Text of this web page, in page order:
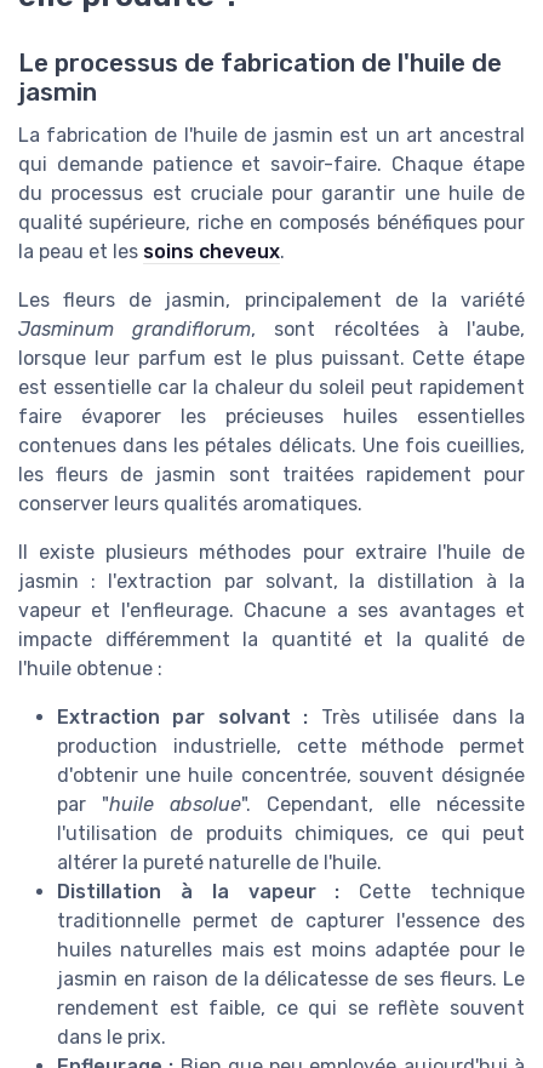
Le processus de fabrication de l'huile de
jasmin
La fabrication de l'huile de jasmin est un art ancestral
qui demande patience et savoir-faire. Chaque étape
du processus est cruciale pour garantir une huile de
qualité supérieure, riche en composés bénéfiques pour
la peau et les soins cheveux.
Les fleurs de jasmin, principalement de la variété
Jasminum grandiflorum, sont récoltées à l'aube,
lorsque leur parfum est le plus puissant. Cette étape
est essentielle car la chaleur du soleil peut rapidement
faire évaporer les précieuses huiles essentielles
contenues dans les pétales délicats. Une fois cueillies,
les fleurs de jasmin sont traitées rapidement pour
conserver leurs qualités aromatiques.
Il existe plusieurs méthodes pour extraire l'huile de
jasmin : l'extraction par solvant, la distillation à la
vapeur et l'enfleurage. Chacune a ses avantages et
impacte différemment la quantité et la qualité de
l'huile obtenue :
Extraction par solvant : Très utilisée dans la
production industrielle, cette méthode permet
d'obtenir une huile concentrée, souvent désignée
par "huile absolue". Cependant, elle nécessite
l'utilisation de produits chimiques, ce qui peut
altérer la pureté naturelle de l'huile.
Distillation à la vapeur : Cette technique
traditionnelle permet de capturer l'essence des
huiles naturelles mais est moins adaptée pour le
jasmin en raison de la délicatesse de ses fleurs. Le
rendement est faible, ce qui se reflète souvent
dans le prix.